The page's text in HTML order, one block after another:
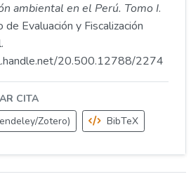
ambiental en el Perú. Tomo I.
de Evaluación y Fiscalización
20.500.12788/2274
CITA
Zotero)
BibTeX